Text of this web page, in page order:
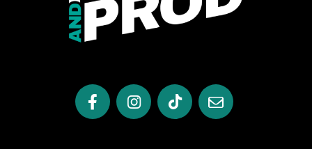
Une pièce centrale de la tenue
professionnelle
structure la tenue, et qui reste visible même lorsque la
veste est retirée. Une chemise personnalisée bien coupée
reflète immédiatement la rigueur, le soin et la cohérence